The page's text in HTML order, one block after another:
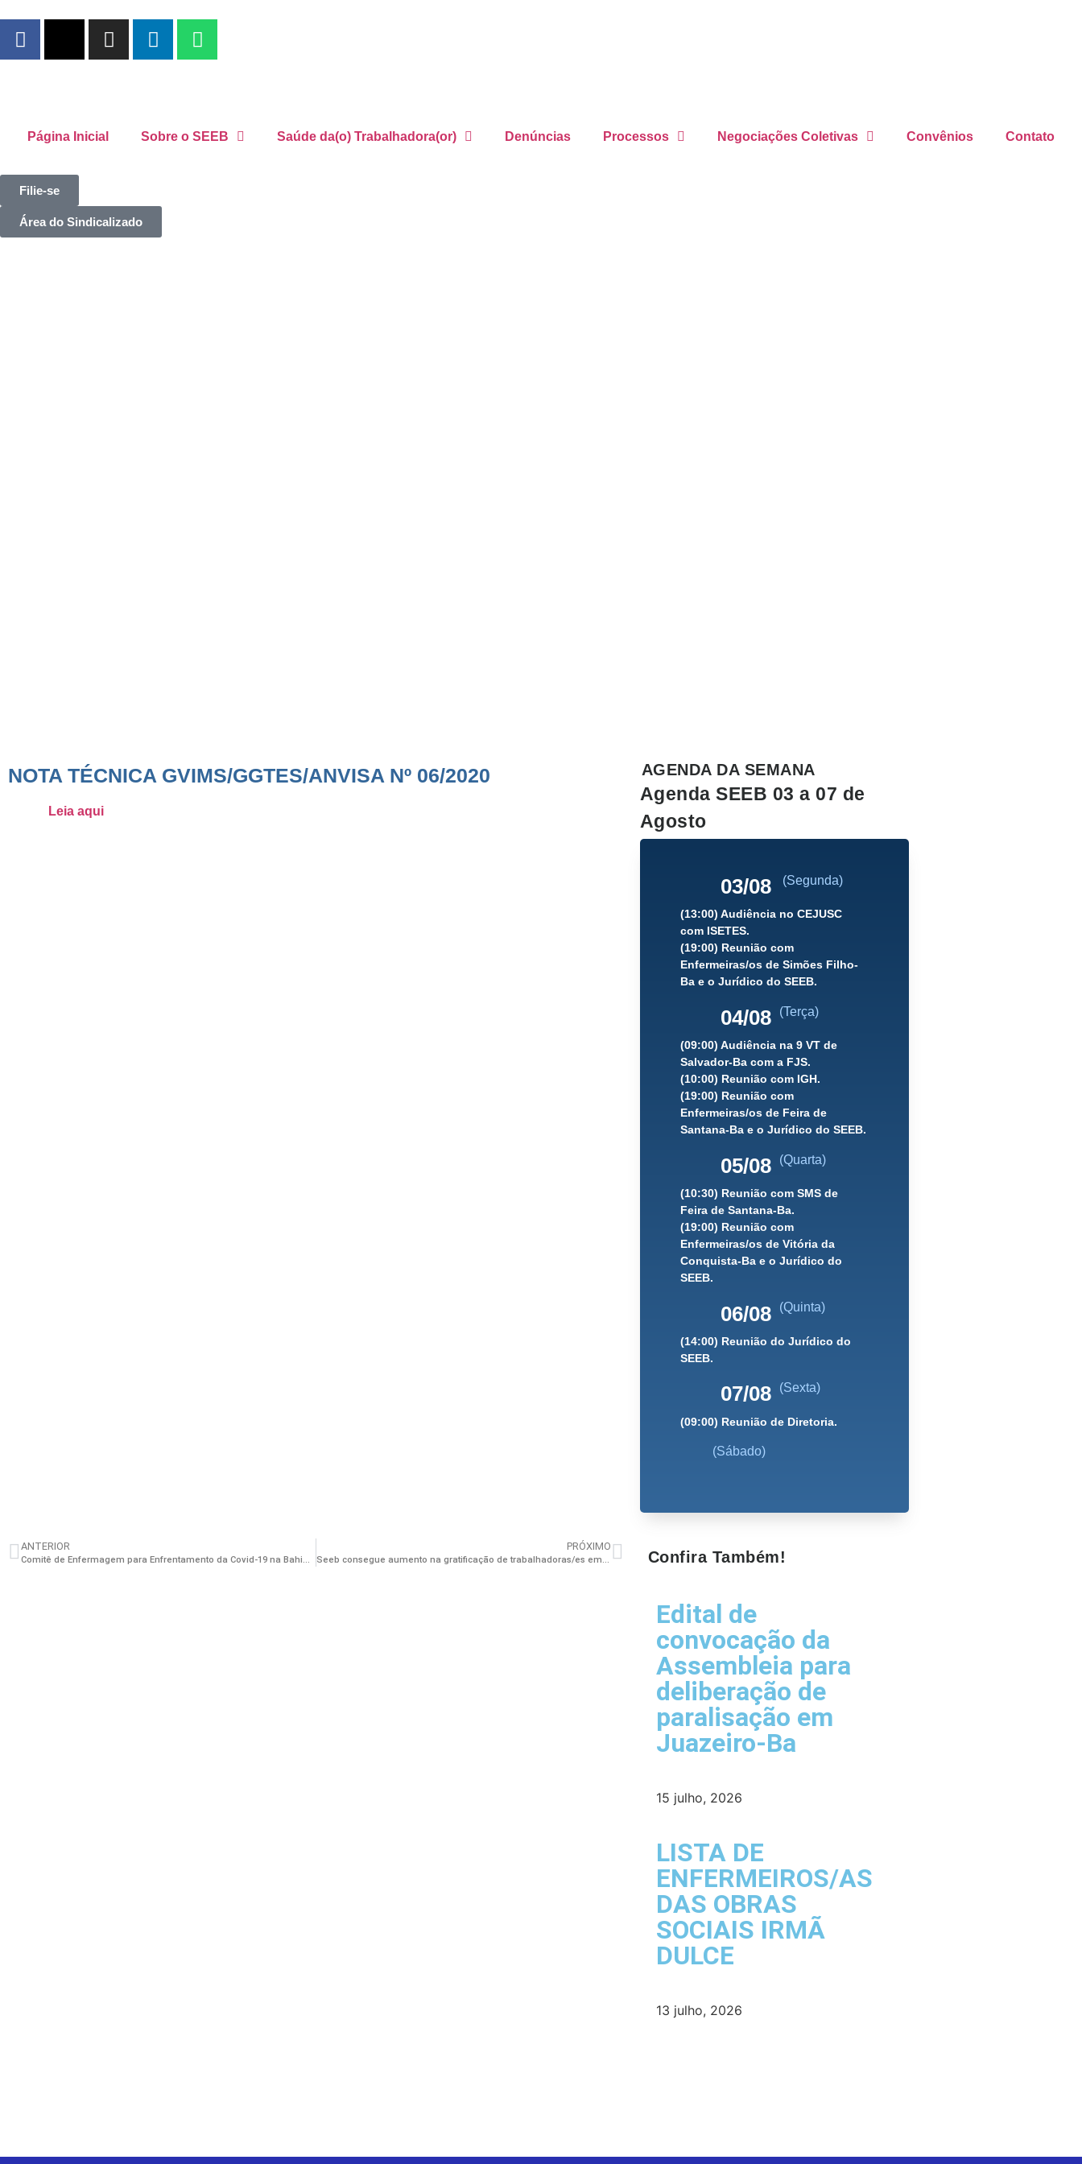
Página Inicial Sobre o SEEB Saúde da(o) Trabalhadora(or) Denúncias Processos Negociações Coletivas Convênios Contato
Filie-se
Área do Sindicalizado
NOTA TÉCNICA GVIMS/GGTES/ANVISA Nº 06/2020
Leia aqui
ANTERIOR
Comitê de Enfermagem para Enfrentamento da Covid-19 na Bahia visita o Hospital Municipal de Salvador
PRÓXIMO
Seeb consegue aumento na gratificação de trabalhadoras/es em enfermagem no município de Itamaraju
AGENDA DA SEMANA
Agenda SEEB 03 a 07 de
Agosto
03/08 (Segunda)
(13:00) Audiência no CEJUSC
com ISETES.
(19:00) Reunião com
Enfermeiras/os de Simões Filho-
Ba e o Jurídico do SEEB.
04/08 (Terça)
(09:00) Audiência na 9 VT de
Salvador-Ba com a FJS.
(10:00) Reunião com IGH.
(19:00) Reunião com
Enfermeiras/os de Feira de
Santana-Ba e o Jurídico do SEEB.
05/08 (Quarta)
(10:30) Reunião com SMS de
Feira de Santana-Ba.
(19:00) Reunião com
Enfermeiras/os de Vitória da
Conquista-Ba e o Jurídico do
SEEB.
06/08 (Quinta)
(14:00) Reunião do Jurídico do
SEEB.
07/08 (Sexta)
(09:00) Reunião de Diretoria.
(Sábado)
Confira Também!
Edital de
convocação da
Assembleia para
deliberação de
paralisação em
Juazeiro-Ba
15 julho, 2026
LISTA DE
ENFERMEIROS/AS
DAS OBRAS
SOCIAIS IRMÃ
DULCE
13 julho, 2026